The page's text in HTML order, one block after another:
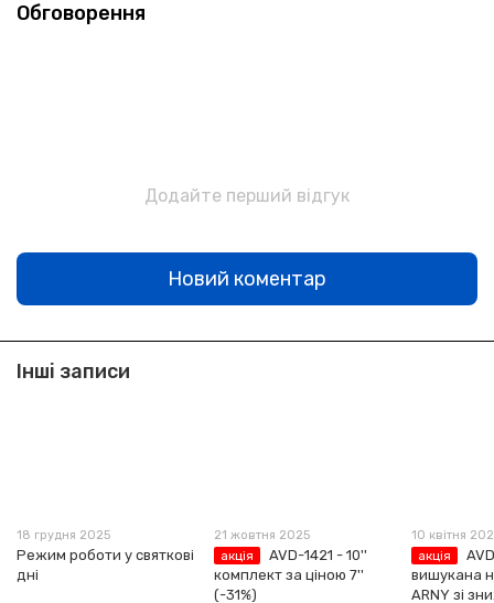
Обговорення
Додайте перший відгук
Новий коментар
Інші записи
18 грудня 2025
Режим роботи у святкові
дні
21 жовтня 2025
акція
AVD-1421 - 10''
комплект за ціною 7''
(-31%)
10 квітня
акція
вишукана
ARNY зі